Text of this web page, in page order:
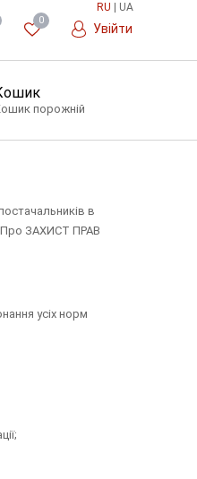
RU UA
0
Увійти
порожній
в
"Про ЗАХИСТ ПРАВ
усіх норм